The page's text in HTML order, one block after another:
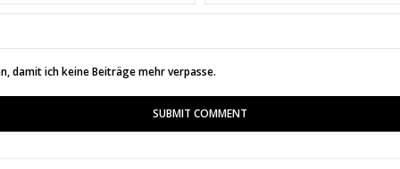
Melanie 🙂
damit ich keine Beiträge mehr verpasse.